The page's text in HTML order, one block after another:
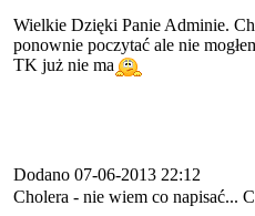
Wielkie Dzięki Panie Adminie.
ponownie poczytać ale nie
TK już nie ma
Dodano 07-06-2013 22:12
Cholera - nie wiem co napisać...